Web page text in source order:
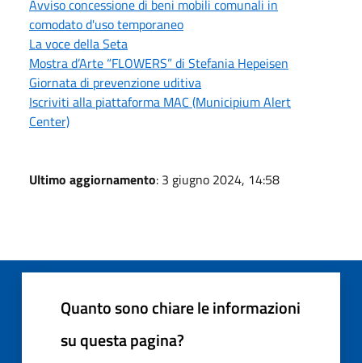
Avviso concessione di beni mobili comunali in
comodato d'uso temporaneo
La voce della Seta
Mostra d’Arte “FLOWERS” di Stefania Hepeisen
Giornata di prevenzione uditiva
Iscriviti alla piattaforma MAC (Municipium Alert
Center)
Ultimo aggiornamento: 3 giugno 2024, 14:58
Quanto sono chiare le informazioni
su questa pagina?